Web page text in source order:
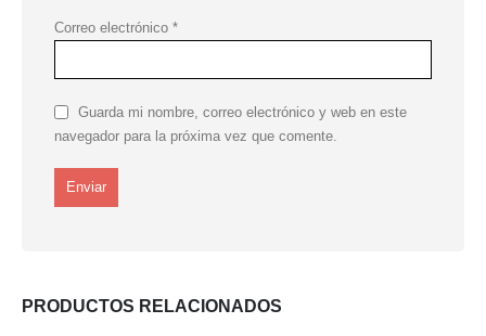
Correo electrónico *
Guarda mi nombre, correo electrónico y web en este
navegador para la próxima vez que comente.
PRODUCTOS RELACIONADOS